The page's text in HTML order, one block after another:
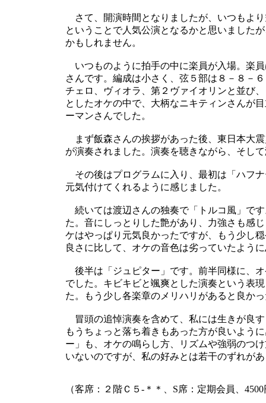
さて、開演時間となりましたが、いつもよ
ということで人気公演となるかと思いました
かもしれません。
いつものように拍手の中に楽員が入場。楽
さんです。編成は小さく、弦５部は８－８－
チェロ、ヴィオラ、第２ヴァイオリンと並び
としたオケの中で、大柄なニキティンさんが
ーマンさんでした。
まず飯森さんの挨拶があった後、東日本大
が演奏されました。演奏を聴きながら、そし
その後はプログラムに入り、最初は「ハフ
元気付けてくれるように感じました。
続いては渡辺さんの独奏で「トルコ風」で
た。音にしっとりした艶があり、力強さも感
ケはやっぱり元気良かったですが、もう少し
良さに比して、オケの音色は劣っていたよう
後半は「ジュピター」です。前半同様に、
でした。キビキビと颯爽とした演奏という表
た。もう少し各楽章のメリハリがあると良か
冒頭の追悼演奏を含めて、私には生きが良
もうちょっと落ち着きもあった方が良いよう
ー」も、オケの鳴らし方、リズムや強弱のつ
いないのですが、私の好みとは若干のずれが
（客席：２階Ｃ５-＊＊、S席：定期会員、